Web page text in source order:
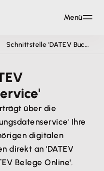
Schnittstelle 'DATEV Buchungsdatenservice'
über die
Ihre
digitalen
direkt an 'DATEV
Belege Online'.
Menü